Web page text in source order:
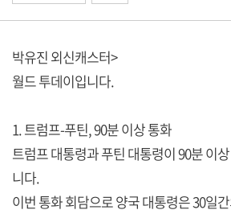
박유진 외신캐스터>
월드 투데이입니다.
1. 트럼프-푸틴, 90분 이상 통화
트럼프 대통령과 푸틴 대통령이 90분 이
니다.
이번 통화 회담으로 양국 대통령은 30일